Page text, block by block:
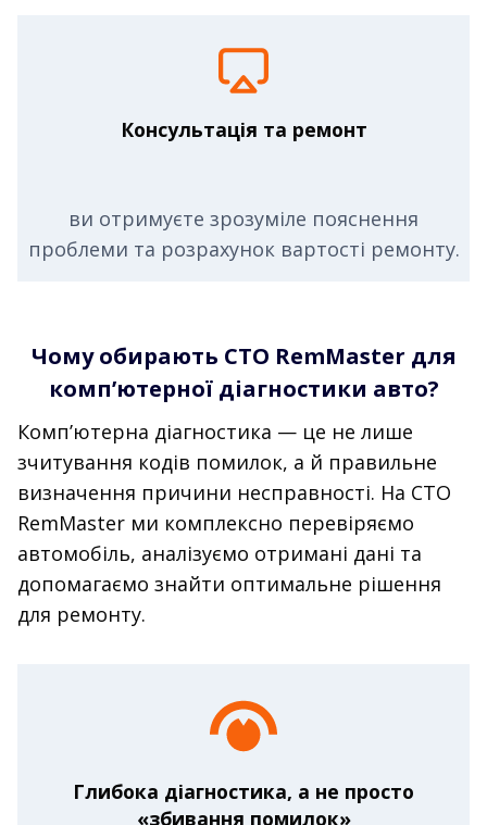
Консультація та ремонт
ви отримуєте зрозуміле пояснення
проблеми та розрахунок вартості ремонту.
Чому обирають СТО RemMaster для
комп’ютерної діагностики авто?
Комп’ютерна діагностика — це не лише
зчитування кодів помилок, а й правильне
визначення причини несправності. На СТО
RemMaster ми комплексно перевіряємо
автомобіль, аналізуємо отримані дані та
допомагаємо знайти оптимальне рішення
для ремонту.
Глибока діагностика, а не просто
«збивання помилок»